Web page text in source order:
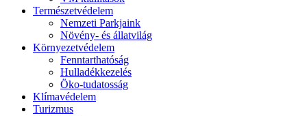
Természetvédelem
Nemzeti Parkjaink
Növény- és állatvilág
Környezetvédelem
Fenntarthatóság
Hulladékkezelés
Öko-tudatosság
Klímavédelem
Turizmus